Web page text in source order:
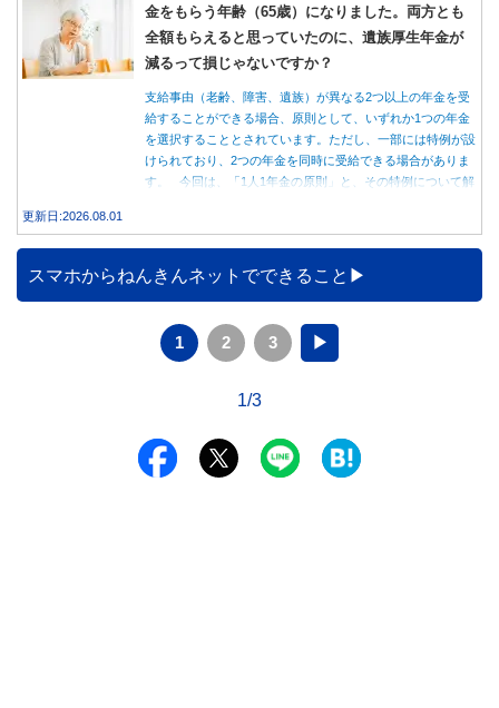
金をもらう年齢（65歳）になりました。両方とも
全額もらえると思っていたのに、遺族厚生年金が
減るって損じゃないですか？
支給事由（老齢、障害、遺族）が異なる2つ以上の年金を受
給することができる場合、原則として、いずれか1つの年金
を選択することとされています。ただし、一部には特例が設
けられており、2つの年金を同時に受給できる場合がありま
す。 今回は、「1人1年金の原則」と、その特例について解
更新日:2026.08.01
スマホからねんきんネットでできること
1 2 3 ▶
1/3